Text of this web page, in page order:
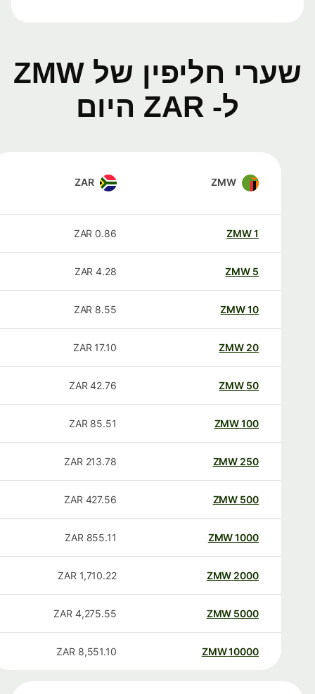
שערי חליפין של ZMW
ל- ZAR היום
ZMW
ZAR
ZMW
0.86
ZAR
ZMW
4.28
ZAR
ZMW
8.55
ZAR
20
ZMW
17.10
ZAR
50
ZMW
42.76
ZAR
100
ZMW
85.51
ZAR
250
ZMW
213.78
ZAR
500
ZMW
427.56
ZAR
1000
ZMW
855.11
ZAR
2000
ZMW
1,710.22
ZAR
5000
ZMW
4,275.55
ZAR
10000
ZMW
8,551.10
ZAR